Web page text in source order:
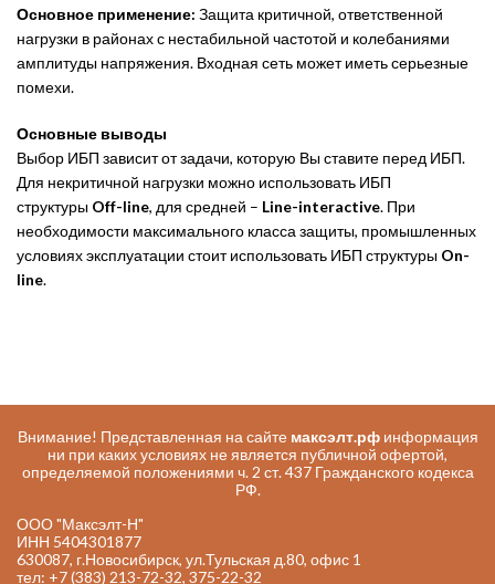
Основное применение: Защита критичной, ответственной
нагрузки в районах с нестабильной частотой и колебаниями
амплитуды напряжения. Входная сеть может иметь серьезные
помехи.
Основные выводы
Выбор ИБП зависит от задачи, которую Вы ставите перед ИБП.
Для некритичной нагрузки можно использовать ИБП
структуры Off-line, для средней – Line-interactive. При
необходимости максимального класса защиты, промышленных
условиях эксплуатации стоит использовать ИБП структуры On-
line.
Внимание! Представленная на сайте максэлт.рфинформация
ни при каких условиях не является публичной офертой,
определяемой положениями ч. 2 ст. 437 Гражданского кодекса
РФ.
ООО "Максэлт-Н"
ИНН 5404301877
630087, г.Новосибирск, ул.Тульская д.80, офис 1
тел: +7 (383) 213-72-32, 375-22-32